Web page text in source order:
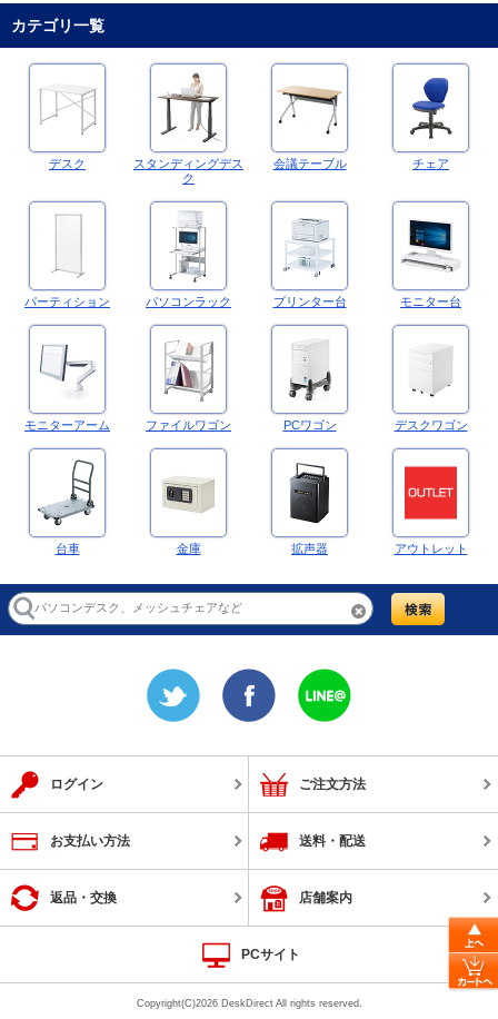
カテゴリ一覧
デスク
スタンディングデス
ク
会議テーブル チェア
パーティション パソコンラック プリンター台 モニター台
モニターアーム ファイルワゴン PCワゴン デスクワゴン
台車 金庫 拡声器 アウトレット
ログイン ご注文方法
お支払い方法 送料・配送
返品・交換 店舗案内
PCサイト
Copyright(C)2026 DeskDirect All rights reserved.